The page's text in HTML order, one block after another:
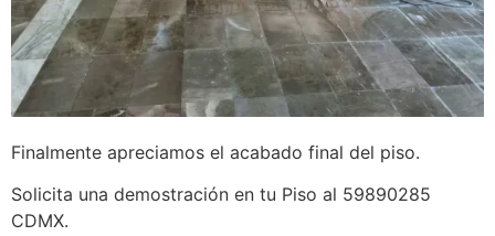
Finalmente apreciamos el acabado final del piso.
Solicita una demostración en tu Piso al 59890285
CDMX.